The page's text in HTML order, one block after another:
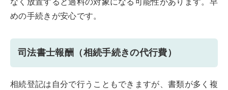
なく放置すると過料の対象になる可能性があります。早
めの手続きが安心です。
司法書士報酬（相続手続きの代行費）
相続登記は自分で行うこともできますが、書類が多く複